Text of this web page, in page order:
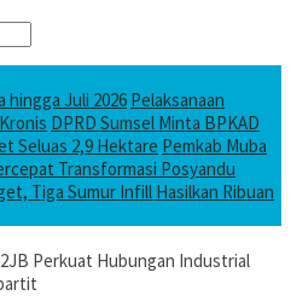
hingga Juli 2026 Pelaksanaan
DPRD Sumsel Minta BPKAD
Seluas 2,9 Hektare Pemkab Muba
Transformasi Posyandu
Tiga Sumur Infill Hasilkan Ribuan
Perkuat Hubungan Industrial